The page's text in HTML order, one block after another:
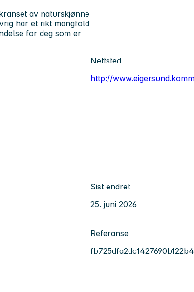
av naturskjønne
har et rikt mangfold
for deg som er
Nettsted
http://
Sist endret
25. juni 2026
Referanse